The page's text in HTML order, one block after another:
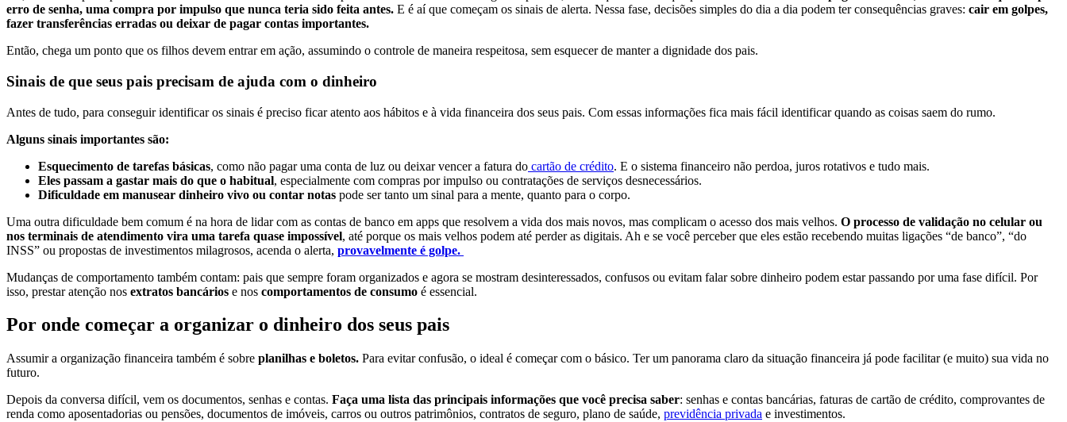
erro de senha, uma compra por impulso que nunca teria sido feita antes. E é aí que começam os sinais de alerta. Nessa fase, decisões simples do dia a dia podem ter consequências graves: cair em golpes,
fazer transferências erradas ou deixar de pagar contas importantes.
Então, chega um ponto que os filhos devem entrar em ação, assumindo o controle de maneira respeitosa, sem esquecer de manter a dignidade dos pais.
Sinais de que seus pais precisam de ajuda com o dinheiro
Antes de tudo, para conseguir identificar os sinais é preciso ficar atento aos hábitos e à vida financeira dos seus pais. Com essas informações fica mais fácil identificar quando as coisas saem do rumo.
Alguns sinais importantes são:
Esquecimento de tarefas básicas, como não pagar uma conta de luz ou deixar vencer a fatura do cartão de crédito. E o sistema financeiro não perdoa, juros rotativos e tudo mais.
Eles passam a gastar mais do que o habitual, especialmente com compras por impulso ou contratações de serviços desnecessários.
Dificuldade em manusear dinheiro vivo ou contar notas pode ser tanto um sinal para a mente, quanto para o corpo.
Uma outra dificuldade bem comum é na hora de lidar com as contas de banco em apps que resolvem a vida dos mais novos, mas complicam o acesso dos mais velhos. O processo de validação no celular ou
nos terminais de atendimento vira uma tarefa quase impossível, até porque os mais velhos podem até perder as digitais. Ah e se você perceber que eles estão recebendo muitas ligações “de banco”, “do
INSS” ou propostas de investimentos milagrosos, acenda o alerta, provavelmente é golpe.
Mudanças de comportamento também contam: pais que sempre foram organizados e agora se mostram desinteressados, confusos ou evitam falar sobre dinheiro podem estar passando por uma fase difícil. Por
isso, prestar atenção nos extratos bancários e nos comportamentos de consumo é essencial.
Por onde começar a organizar o dinheiro dos seus pais
Assumir a organização financeira também é sobre planilhas e boletos. Para evitar confusão, o ideal é começar com o básico. Ter um panorama claro da situação financeira já pode facilitar (e muito) sua vida no
futuro.
Depois da conversa difícil, vem os documentos, senhas e contas. Faça uma lista das principais informações que você precisa saber: senhas e contas bancárias, faturas de cartão de crédito, comprovantes de
renda como aposentadorias ou pensões, documentos de imóveis, carros ou outros patrimônios, contratos de seguro, plano de saúde, previdência privada e investimentos.